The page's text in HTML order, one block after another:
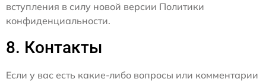
вступления в силу новой версии Политики
конфиденциальности.
8. Контакты
Если у вас есть какие-либо вопросы или комментарии